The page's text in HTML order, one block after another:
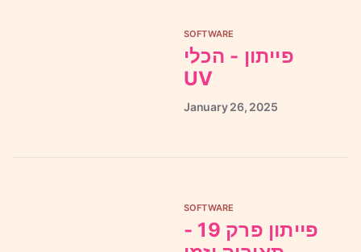
SOFTWARE
פייתון - הכלי
UV
January26, 2025
SOFTWARE
פייתון פרק 19 -